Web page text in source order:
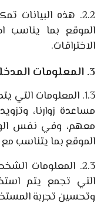
2.2. هذه
الموقع بما يناسب
الاختراقات.
3. المعلومات المدخلة من الزائر:
1.3. المعلومات
مساعدة زوارنا،
معهم، وفي نفس
الموقع بما يتناسب مع
2.3. المعلومات
التي تجمع يتم
وتحسين تجربة